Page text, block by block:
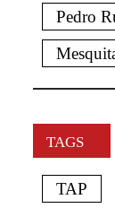
Pedro
TAGS
TAP